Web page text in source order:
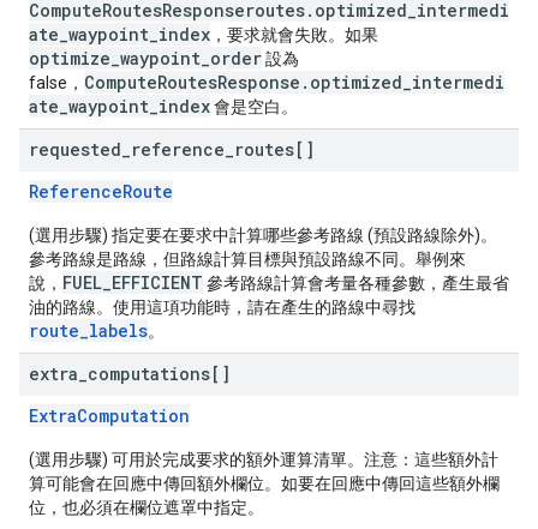
ComputeRoutesResponseroutes.optimized_intermedi
ate_waypoint_index ，要求就會失敗。如果
optimize_waypoint_order設為
false， ComputeRoutesResponse.optimized_intermedi
ate_waypoint_index會是空白。
requested reference routes[]
ReferenceRoute
(選用步驟) 指定要在要求中計算哪些參考路線 (預設路線除外)。
參考路線是路線，但路線計算目標與預設路線不同。舉例來
說， FUEL_EFFICIENT 參考路線計算會考量各種參數，產生最省
油的路線。使用這項功能時，請在產生的路線中尋找
route_labels。
extra computations[]
ExtraComputation
(選用步驟) 可用於完成要求的額外運算清單。注意：這些額外計
算可能會在回應中傳回額外欄位。如要在回應中傳回這些額外欄
位，也必須在欄位遮罩中指定。